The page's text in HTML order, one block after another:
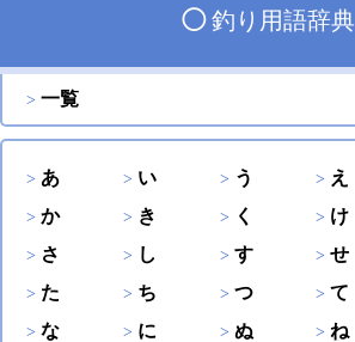
◯釣り用語辞典
一覧
あ い う え
か
き く け
さ
し す せ
た
ち つ て
な
に ぬ ね